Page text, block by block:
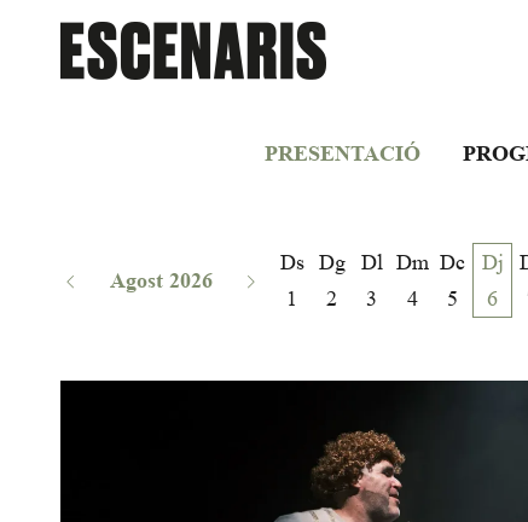
PRESENTACIÓ
Agost 2026
Ds
1
Dg
2
Dl
3
Dm
4
Dc
5
Dj
6